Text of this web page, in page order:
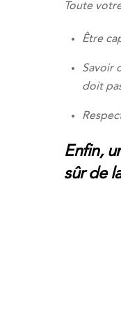
Toute
Être
Savoir
doit
Enfin,
sûr de